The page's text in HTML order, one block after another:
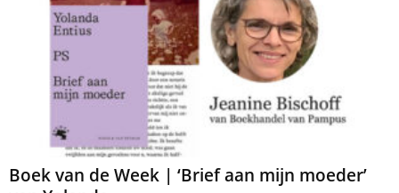
Boek van de Week | ‘Brief aan mijn moeder’